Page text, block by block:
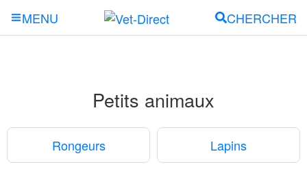
MENU CHERCHER
Petits animaux
Rongeurs Lapins